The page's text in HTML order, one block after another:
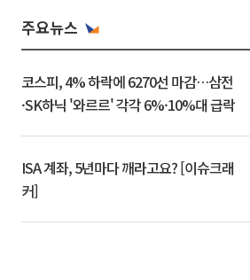
주요뉴스
코스피, 4% 하락에 6270선 마감…삼전
·SK하닉 '와르르' 각각 6%·10%대 급락
ISA 계좌, 5년마다 깨라고요? [이슈크래
커]